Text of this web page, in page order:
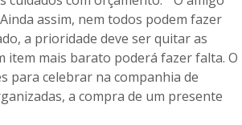
assim, nem todos podem fazer
a prioridade deve ser quitar as
item mais barato poderá fazer falta. O
para celebrar na companhia de
a compra de um presente